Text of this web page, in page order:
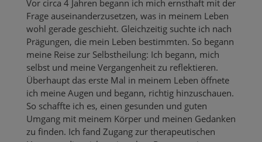
Vor circa 4 Jahren begann ich mich ernsthaft mit der
Frage auseinanderzusetzen, was in meinem Leben
wohl gerade geschieht. Gleichzeitig suchte ich nach
Prägungen, die mein Leben bestimmten. So begann
meine Reise zur Selbstheilung: Ich begann, mich
selbst und meine Vergangenheit zu reflektieren.
Überhaupt das erste Mal in meinem Leben öffnete
ich meine Augen und begann, richtig hinzuschauen.
So schaffte ich es, einen gesunden und guten
Umgang mit meinem Körper und meinen Gedanken
zu finden. Ich fand Zugang zur therapeutischen